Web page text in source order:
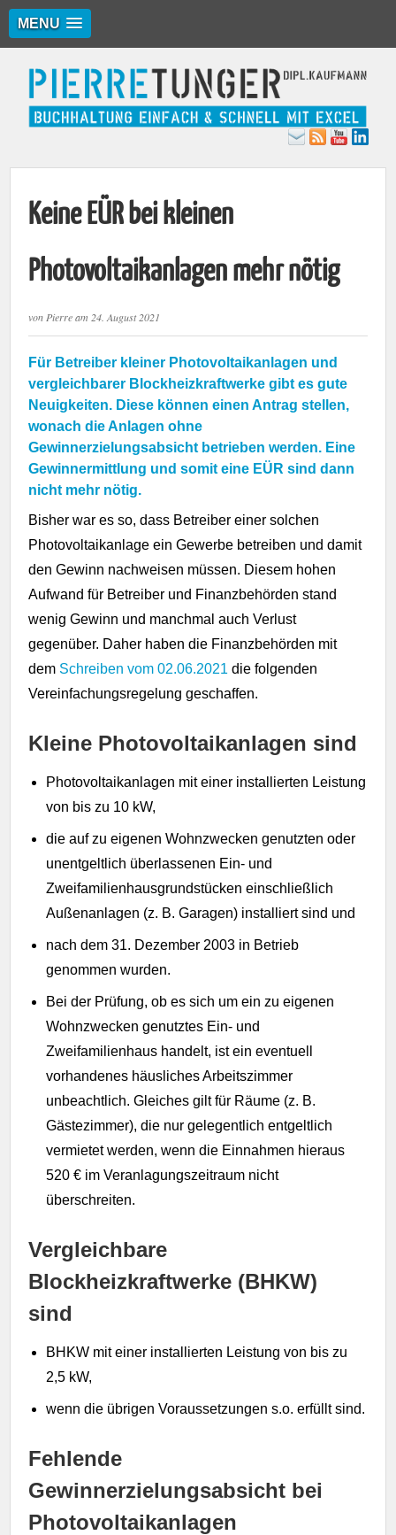
MENU
Keine EÜR bei kleinen
Photovoltaikanlagen mehr nötig
von Pierream 24. August 2021
Für Betreiber kleiner Photovoltaikanlagen und
vergleichbarer Blockheizkraftwerke gibt es gute
Neuigkeiten. Diese können einen Antrag stellen,
wonach die Anlagen ohne
Gewinnerzielungsabsicht betrieben werden. Eine
Gewinnermittlung und somit eine EÜR sind dann
nicht mehr nötig.
Bisher war es so, dass Betreiber einer solchen
Photovoltaikanlage ein Gewerbe betreiben und damit
den Gewinn nachweisen müssen. Diesem hohen
Aufwand für Betreiber und Finanzbehörden stand
wenig Gewinn und manchmal auch Verlust
gegenüber. Daher haben die Finanzbehörden mit
dem Schreiben vom 02.06.2021 die folgenden
Vereinfachungsregelung geschaffen.
Kleine Photovoltaikanlagen sind
Photovoltaikanlagen mit einer installierten Leistung
von bis zu 10 kW,
die auf zu eigenen Wohnzwecken genutzten oder
unentgeltlich überlassenen Ein- und
Zweifamilienhausgrundstücken einschließlich
Außenanlagen (z. B. Garagen) installiert sind und
nach dem 31. Dezember 2003 in Betrieb
genommen wurden.
Bei der Prüfung, ob es sich um ein zu eigenen
Wohnzwecken genutztes Ein- und
Zweifamilienhaus handelt, ist ein eventuell
vorhandenes häusliches Arbeitszimmer
unbeachtlich. Gleiches gilt für Räume (z. B.
Gästezimmer), die nur gelegentlich entgeltlich
vermietet werden, wenn die Einnahmen hieraus
520 € im Veranlagungszeitraum nicht
überschreiten.
Vergleichbare
Blockheizkraftwerke (BHKW)
sind
BHKW mit einer installierten Leistung von bis zu
2,5 kW,
wenn die übrigen Voraussetzungen s.o. erfüllt sind.
Fehlende
Gewinnerzielungsabsicht bei
Photovoltaikanlagen